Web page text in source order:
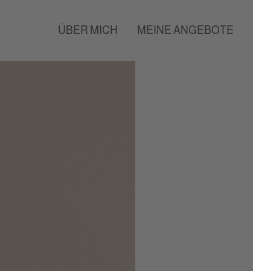
ÜBER MICH MEINE ANGEBOTE